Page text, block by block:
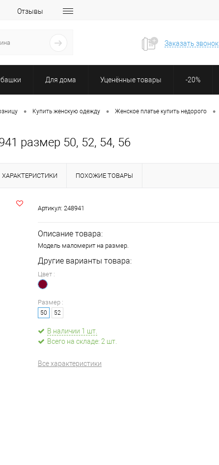
Отзывы
Заказать звонок
Для дома Уценённые товары -20%
• Купить женскую одежду • Женское платье купить недорого •
размер 50, 52, 54, 56
ХАРАКТЕРИСТИКИ ПОХОЖИЕ ТОВАРЫ
Артикул: 248941
Описание товара:
Модель маломерит на размер.
Другие варианты товара:
Цвет :
Размер :
50 52
В наличии 1 шт.
Всего на складе: 2 шт.
Все характеристики